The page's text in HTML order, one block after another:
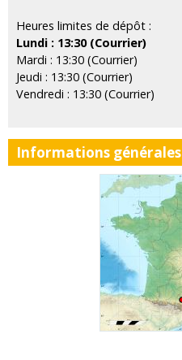
Heures limites de dépôt :
Lundi : 13:30 (Courrier)
Mardi : 13:30 (Courrier)
Jeudi : 13:30 (Courrier)
Vendredi : 13:30 (Courrier)
Informations générales